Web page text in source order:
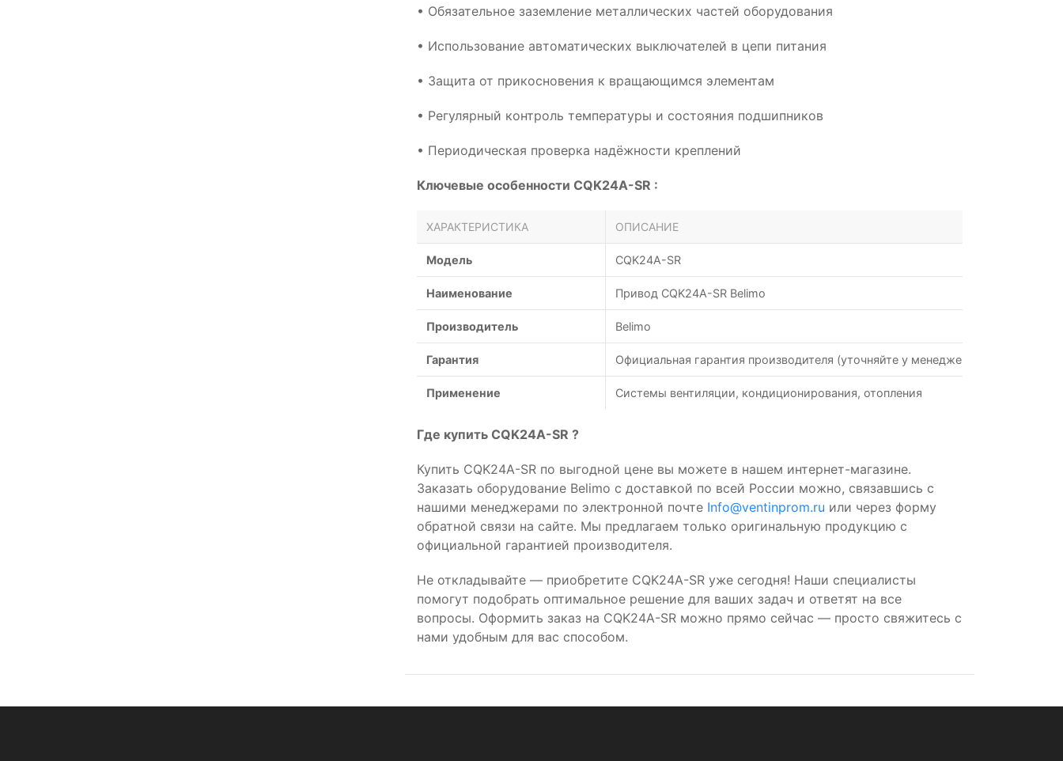
• Обязательное заземление металлических частей оборудования
• Использование автоматических выключателей в цепи питания
• Защита от прикосновения к вращающимся элементам
• Регулярный контроль температуры и состояния подшипников
• Периодическая проверка надёжности креплений
Ключевые особенности CQK24A-SR :
ХАРАКТЕРИСТИКА ОПИСАНИЕ
Модель CQK24A-SR
Наименование Привод CQK24A-SR Belimo
Производитель Belimo
Гарантия Официальная гарантия производителя (уточняйте у менеджеров)
Применение Системы вентиляции, кондиционирования, отопления
Где купить CQK24A-SR ?
Купить CQK24A-SR по выгодной цене вы можете в нашем интернет-магазине.
Заказать оборудование Belimo с доставкой по всей России можно, связавшись с
нашими менеджерами по электронной почте Info@ventinprom.ru или через форму
обратной связи на сайте. Мы предлагаем только оригинальную продукцию с
официальной гарантией производителя.
Не откладывайте — приобретите CQK24A-SR уже сегодня! Наши специалисты
помогут подобрать оптимальное решение для ваших задач и ответят на все
вопросы. Оформить заказ на CQK24A-SR можно прямо сейчас — просто свяжитесь с
нами удобным для вас способом.